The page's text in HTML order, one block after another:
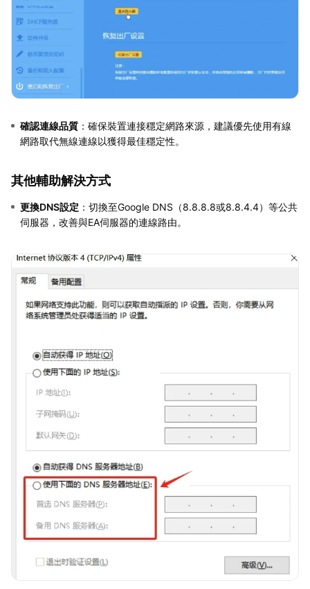
確認連線品質 ：確保裝置連接穩定網路來源，建議優先使用有線
網路取代無線連線以獲得最佳穩定性。
其他輔助解決方式
更換DNS設定 ：切換至Google DNS（8.8.8.8或8.8.4.4）等公共
伺服器，改善與EA伺服器的連線路由。